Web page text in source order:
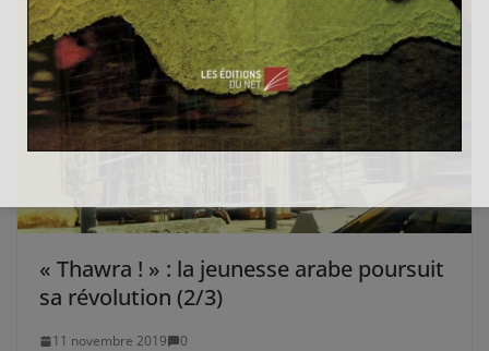
« Thawra ! » : la jeunesse arabe poursuit
sa révolution (2/3)
11 novembre 2019 0